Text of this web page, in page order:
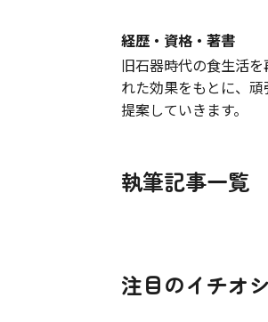
経歴・資格・著書
旧石器時代の食生活
れた効果をもとに、
提案していきます。
執筆記事一覧
注目のイチオ